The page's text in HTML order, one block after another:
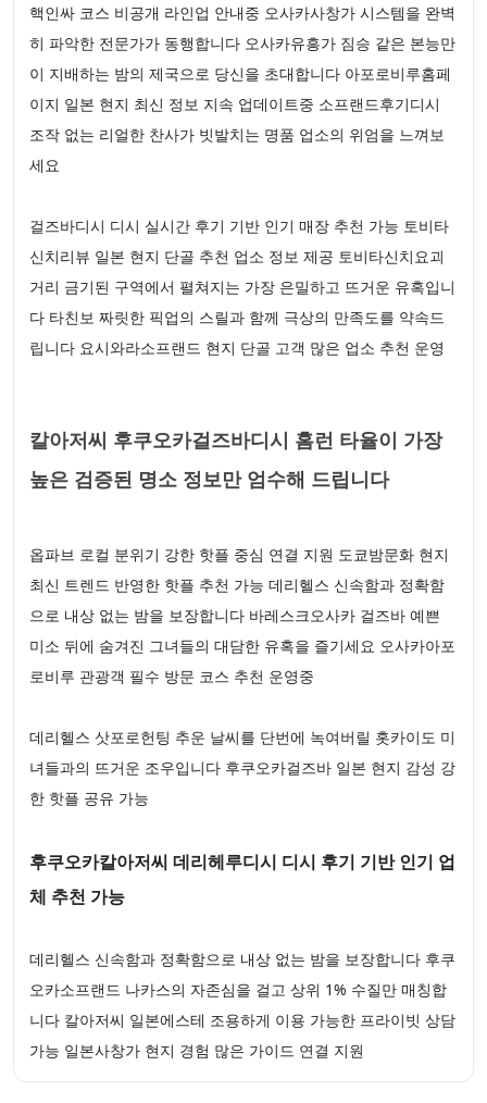
핵인싸 코스 비공개 라인업 안내중 오사카사창가 시스템을 완벽
히 파악한 전문가가 동행합니다 오사카유흥가 짐승 같은 본능만
이 지배하는 밤의 제국으로 당신을 초대합니다 아포로비루홈페
이지 일본 현지 최신 정보 지속 업데이트중 소프랜드후기디시
조작 없는 리얼한 찬사가 빗발치는 명품 업소의 위엄을 느껴보
세요
걸즈바디시 디시 실시간 후기 기반 인기 매장 추천 가능 토비타
신치리뷰 일본 현지 단골 추천 업소 정보 제공 토비타신치요괴
거리 금기된 구역에서 펼쳐지는 가장 은밀하고 뜨거운 유혹입니
다 타친보 짜릿한 픽업의 스릴과 함께 극상의 만족도를 약속드
립니다 요시와라소프랜드 현지 단골 고객 많은 업소 추천 운영
칼아저씨 후쿠오카걸즈바디시 홈런 타율이 가장
높은 검증된 명소 정보만 엄수해 드립니다
옵파브 로컬 분위기 강한 핫플 중심 연결 지원 도쿄밤문화 현지
최신 트렌드 반영한 핫플 추천 가능 데리헬스 신속함과 정확함
으로 내상 없는 밤을 보장합니다 바레스크오사카 걸즈바 예쁜
미소 뒤에 숨겨진 그녀들의 대담한 유혹을 즐기세요 오사카아포
로비루 관광객 필수 방문 코스 추천 운영중
데리헬스 삿포로헌팅 추운 날씨를 단번에 녹여버릴 홋카이도 미
녀들과의 뜨거운 조우입니다 후쿠오카걸즈바 일본 현지 감성 강
한 핫플 공유 가능
후쿠오카칼아저씨 데리헤루디시 디시 후기 기반 인기 업
체 추천 가능
데리헬스 신속함과 정확함으로 내상 없는 밤을 보장합니다 후쿠
오카소프랜드 나카스의 자존심을 걸고 상위 1% 수질만 매칭합
니다 칼아저씨 일본에스테 조용하게 이용 가능한 프라이빗 상담
가능 일본사창가 현지 경험 많은 가이드 연결 지원